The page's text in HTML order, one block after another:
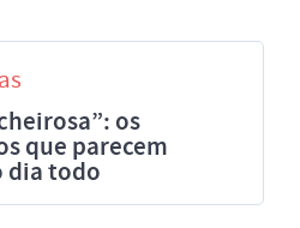
os
que parecem
dia todo